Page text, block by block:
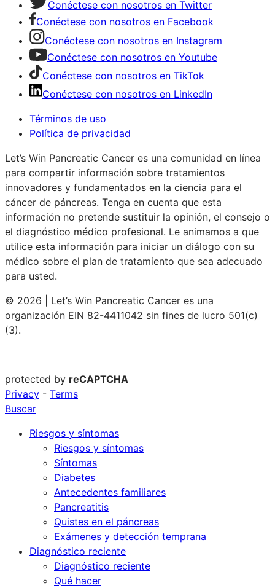
Conéctese con nosotros en Twitter
Conéctese con nosotros en Facebook
Conéctese con nosotros en Instagram
Conéctese con nosotros en Youtube
Conéctese con nosotros en TikTok
Conéctese con nosotros en LinkedIn
Términos de uso
Política de privacidad
Let’s Win Pancreatic Cancer es una comunidad en línea
para compartir información sobre tratamientos
innovadores y fundamentados en la ciencia para el
cáncer de páncreas. Tenga en cuenta que esta
información no pretende sustituir la opinión, el consejo o
el diagnóstico médico profesional. Le animamos a que
utilice esta información para iniciar un diálogo con su
médico sobre el plan de tratamiento que sea adecuado
para usted.
© 2026 | Let’s Win Pancreatic Cancer es una
organización EIN 82-4411042 sin fines de lucro 501(c)
(3).
protected by reCAPTCHA
Privacy - Terms
Buscar
Riesgos y síntomas
Riesgos y síntomas
Síntomas
Diabetes
Antecedentes familiares
Pancreatitis
Quistes en el páncreas
Exámenes y detección temprana
Diagnóstico reciente
Diagnóstico reciente
Qué hacer